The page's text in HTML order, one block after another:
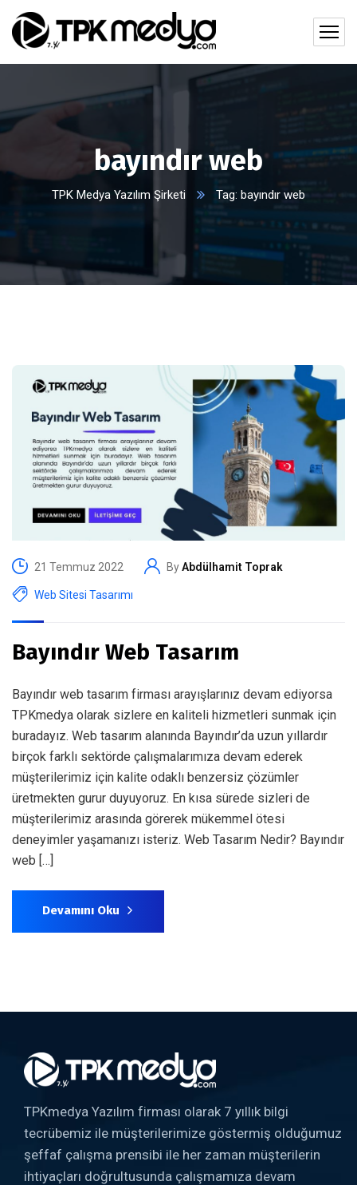
bayındır web
TPK Medya Yazılım Şirketi Tag: bayındır web
21 Temmuz 2022 ByAbdülhamit Toprak
Web Sitesi Tasarımı
Bayındır Web Tasarım
Bayındır web tasarım firması arayışlarınız devam ediyorsa
TPKmedya olarak sizlere en kaliteli hizmetleri sunmak için
buradayız. Web tasarım alanında Bayındır’da uzun yıllardır
birçok farklı sektörde çalışmalarımıza devam ederek
müşterilerimiz için kalite odaklı benzersiz çözümler
üretmekten gurur duyuyoruz. En kısa sürede sizleri de
müşterilerimiz arasında görerek mükemmel ötesi
deneyimler yaşamanızı isteriz. Web Tasarım Nedir? Bayındır
web […]
Devamını Oku
TPKmedya Yazılım firması olarak 7 yıllık bilgi
tecrübemiz ile müşterilerimize göstermiş olduğumuz
şeffaf çalışma prensibi ile her zaman müşterilerin
ihtiyaçları doğrultusunda çalışmamıza devam